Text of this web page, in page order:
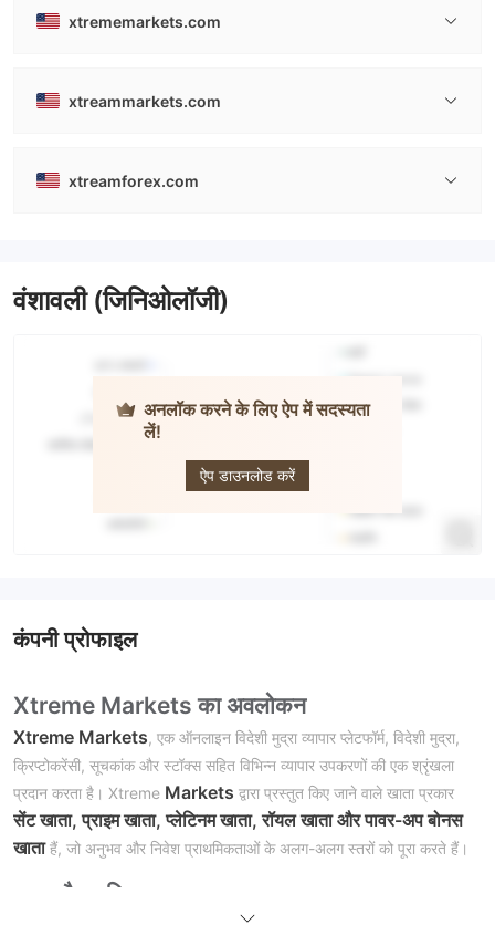
xtrememarkets.com
xtreammarkets.com
xtreamforex.com
वंशावली (जिनिओलॉजी)
अनलॉक करने के लिए ऐप में सदस्यता
लें!
ऐप डाउनलोड करें
कंपनी प्रोफाइल
Xtreme Markets का अवलोकन
Xtreme Markets, एक ऑनलाइन विदेशी मुद्रा व्यापार प्लेटफॉर्म, विदेशी मुद्रा,
क्रिप्टोकरेंसी, सूचकांक और स्टॉक्स सहित विभिन्न व्यापार उपकरणों की एक श्रृंखला
प्रदान करता है। Xtreme Markets द्वारा प्रस्तुत किए जाने वाले खाता प्रकार
सेंट खाता, प्राइम खाता, प्लेटिनम खाता, रॉयल खाता और पावर-अप बोनस
खाताहैं, जो अनुभव और निवेश प्राथमिकताओं के अलग-अलग स्तरों को पूरा करते हैं।
लाभ और हानि
XtremeMarkets विदेशी मुद्रा, क्रिप्टोकरेंसी, सूचकांक और स्टॉक्स सहित विभिन्न